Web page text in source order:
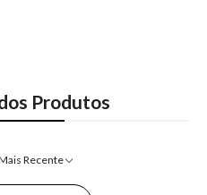
Produtos
Recente